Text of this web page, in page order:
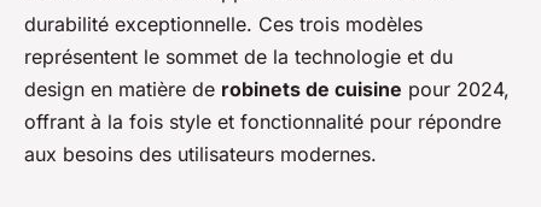
durabilité exceptionnelle. Ces trois modèles
représentent le sommet de la technologie et du
design en matière de robinets de cuisine pour 2024,
offrant à la fois style et fonctionnalité pour répondre
aux besoins des utilisateurs modernes.